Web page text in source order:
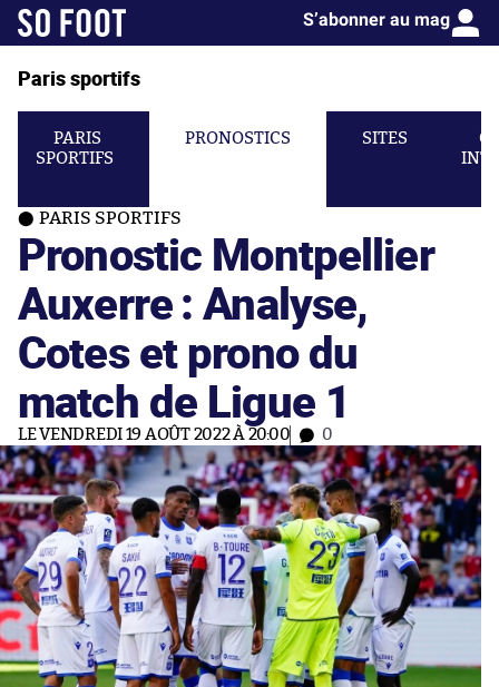
S’abonner au mag
Paris sportifs
PARIS
SPORTIFS
PRONOSTICS SITES
PARIS SPORTIFS
Pronostic Montpellier
Auxerre : Analyse,
Cotes et prono du
match de Ligue 1
LE VENDREDI 19 AOÛT 2022 À 20:00 0